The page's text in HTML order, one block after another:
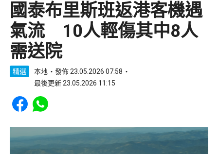
國泰布里斯班返港客機遇
氣流 10人輕傷其中8人
需送院
精選 本地
發佈 23.05.2026 07:58
最後更新 23.05.2026 11:15
Share to Facebook
Share to WhatsApp